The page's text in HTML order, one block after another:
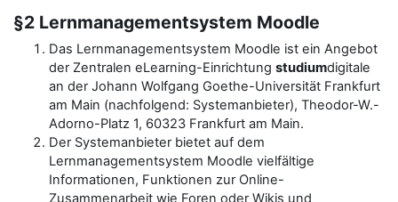
§2 Lernmanagementsystem Moodle
Das Lernmanagementsystem Moodle ist ein Angebot
der Zentralen eLearning-Einrichtung studiumdigitale
an der Johann Wolfgang Goethe-Universität Frankfurt
am Main (nachfolgend: Systemanbieter), Theodor-W.-
Adorno-Platz 1, 60323 Frankfurt am Main.
Der Systemanbieter bietet auf dem
Lernmanagementsystem Moodle vielfältige
Informationen, Funktionen zur Online-
Zusammenarbeit wie Foren oder Wikis und